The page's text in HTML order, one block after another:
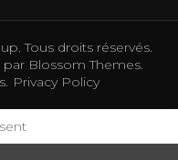
. Tous droits réservés.
parBlossom Themes.
. Privacy Policy